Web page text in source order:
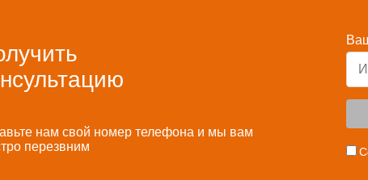
нам свой номер телефона и мы вам
перезвним